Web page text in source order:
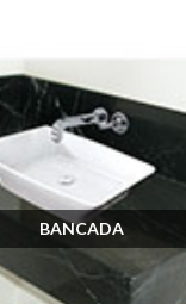
BANCADA